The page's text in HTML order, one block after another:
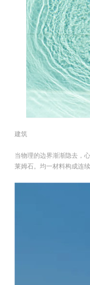
建筑
当物理的边界渐渐隐去，
莱姆石。均一材料构成连